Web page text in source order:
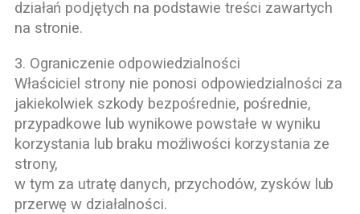
działań podjętych na podstawie treści zawartych
na stronie.
3. Ograniczenie odpowiedzialności
Właściciel strony nie ponosi odpowiedzialności za
jakiekolwiek szkody bezpośrednie, pośrednie,
przypadkowe lub wynikowe powstałe w wyniku
korzystania lub braku możliwości korzystania ze
strony,
w tym za utratę danych, przychodów, zysków lub
przerwę w działalności.